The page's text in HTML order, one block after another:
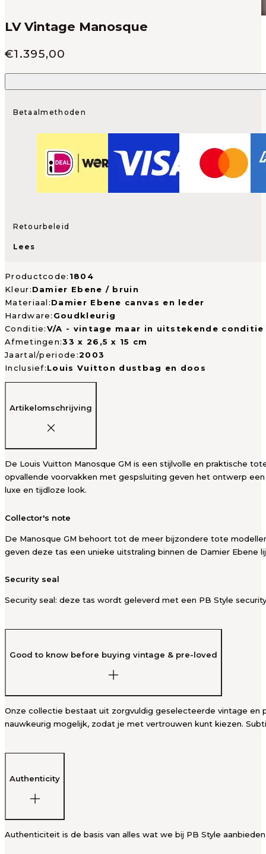
LV Vintage Manosque
Verkoop prijs
€1.395,00
Betaalmethoden
Retourbeleid
Lees
Productcode: 1804
Kleur:Damier Ebene / bruin
Materiaal:Damier Ebene canvas en leder
Hardware: Goudkleurig
Conditie:V/A - vintage maar in uitstekende conditie
Afmetingen:33 x 26,5 x 15 cm
Jaartal/periode:2003
Inclusief:Louis Vuitton dustbag en doos
Artikelomschrijving
De Louis Vuitton Manosque GM is een stijlvolle en praktische
opvallende voorvakken met gespsluiting geven het ontwerp
luxe en tijdloze look.
Collector's note
De Manosque GM behoort tot de meer bijzondere tote
geven deze tas een unieke uitstraling binnen de Damier Ebene
Security seal
Security seal: deze tas wordt geleverd met een PB Style
Good to know before buying vintage & pre-loved
Onze collectie bestaat uit zorgvuldig geselecteerde vintage en
nauwkeurig mogelijk, zodat je met vertrouwen kunt kiezen.
Authenticity
Authenticiteit is de basis van alles wat we bij PB Style